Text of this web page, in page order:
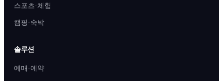
스포츠·체험
캠핑·숙박
솔루션
예매·예약